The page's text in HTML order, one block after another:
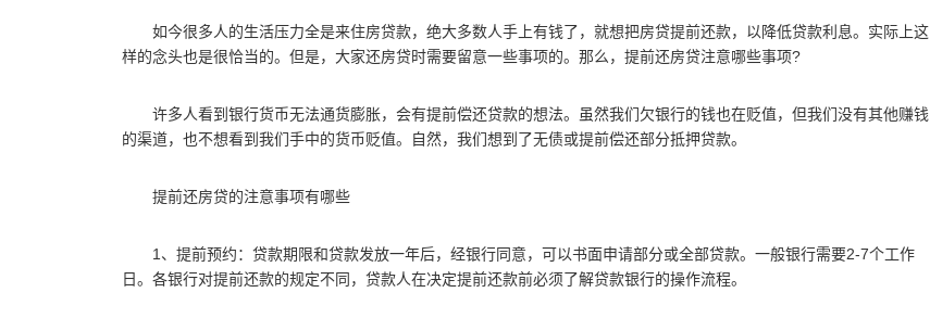
如今很多人的生活压力全是来住房贷款，绝大多数人手上有钱了，就想把房贷提前还款，以降低贷款利息。实际上这
样的念头也是很恰当的。但是，大家还房贷时需要留意一些事项的。那么，提前还房贷注意哪些事项?
许多人看到银行货币无法通货膨胀，会有提前偿还贷款的想法。虽然我们欠银行的钱也在贬值，但我们没有其他赚钱
的渠道，也不想看到我们手中的货币贬值。自然，我们想到了无债或提前偿还部分抵押贷款。
提前还房贷的注意事项有哪些
1、提前预约：贷款期限和贷款发放一年后，经银行同意，可以书面申请部分或全部贷款。一般银行需要2-7个工作
日。各银行对提前还款的规定不同，贷款人在决定提前还款前必须了解贷款银行的操作流程。